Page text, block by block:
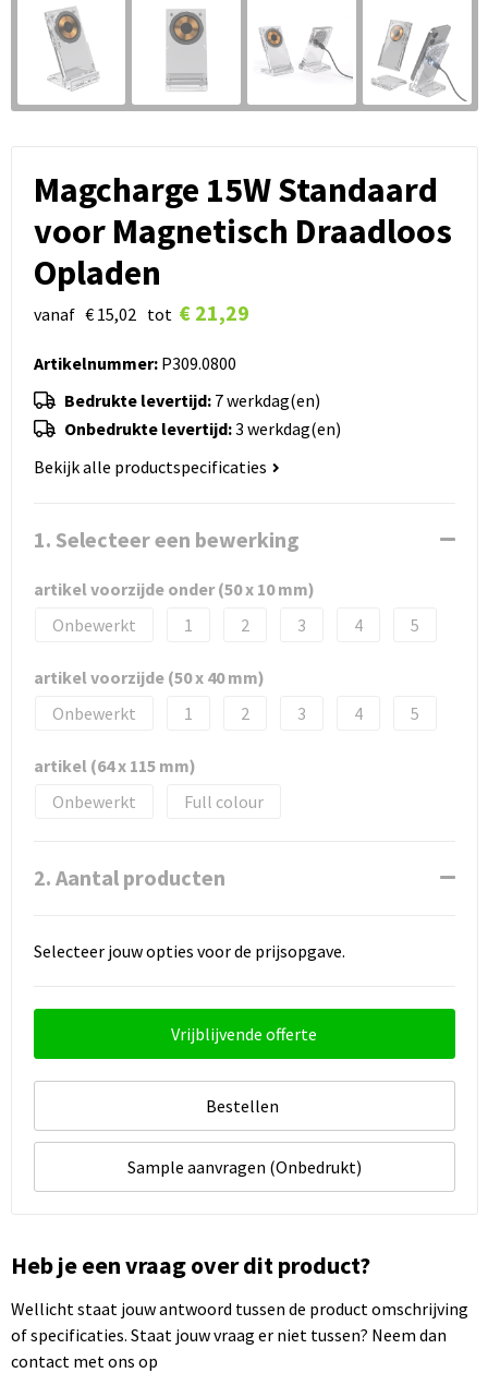
Magcharge 15W Standaard
voor Magnetisch Draadloos
Opladen
vanaf € 15,02 tot € 21,29
Artikelnummer:P309.0800
Bedrukte levertijd: 7 werkdag(en)
Onbedrukte levertijd:3 werkdag(en)
Bekijk alle productspecificaties
1. Selecteer een bewerking
artikel voorzijde onder (50 x 10 mm)
Onbewerkt
1 2 3 4 5
artikel voorzijde (50 x 40 mm)
Onbewerkt
1 2 3 4 5
artikel (64 x 115 mm)
Onbewerkt
Full colour
2. Aantal producten
Selecteer jouw opties voor de prijsopgave.
Vrijblijvende offerte
Bestellen
Sample aanvragen (Onbedrukt)
Heb je een vraag over dit product?
Wellicht staat jouw antwoord tussen de product omschrijving
of specificaties. Staat jouw vraag er niet tussen? Neem dan
contact met ons op